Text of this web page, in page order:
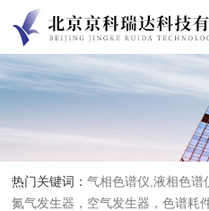
热门关键词：气相色谱仪,液相色谱
氮气发生器，空气发生器，色谱耗